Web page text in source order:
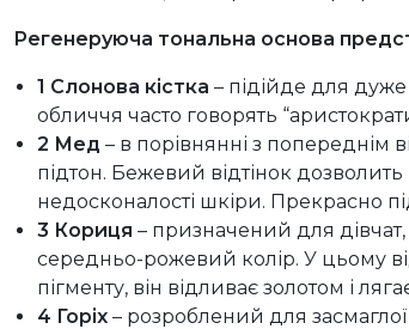
Регенеруюча тональна основа
1 Слонова кістка – підійде для
обличчя часто говорять
2 Мед – в порівнянні з попереднім
підтон. Бежевий відтінок
недосконалості шкіри. Прекрасно
3 Кориця – призначений для
середньо-рожевий колір. У цьому
пігменту, він відливає золотом і
4 Горіх – розроблений для